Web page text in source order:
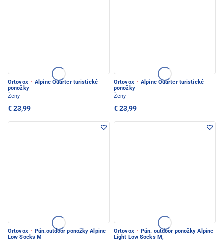
Ortovox · Alpine Quarter turistické
ponožky
Ženy
€ 23,99
Ortovox · Alpine Quarter turistické
ponožky
Ženy
€ 23,99
Ortovox · Pán.outdoor ponožky Alpine
Low Socks M
Ortovox · Pán. outdoor ponožky Alpine
Light Low Socks M,